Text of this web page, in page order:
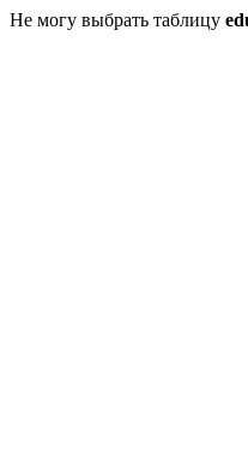
Не могу выбрать таблицу